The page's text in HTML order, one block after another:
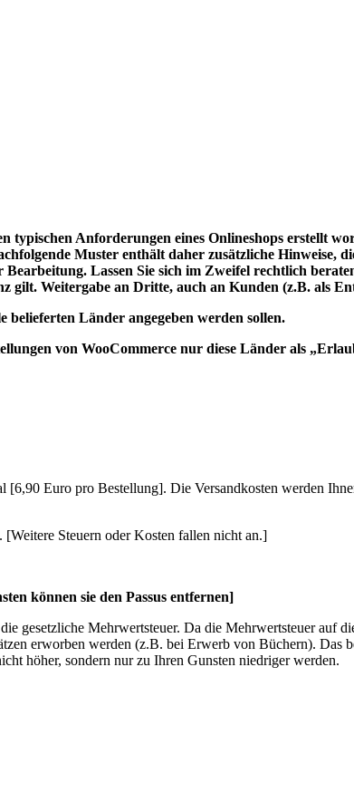
typischen Anforderungen eines Onlineshops erstellt
Muster enthält daher zusätzliche Hinweise,
Bearbeitung. Lassen Sie sich im Zweifel rechtlich
gilt. Weitergabe an Dritte, auch an Kunden (z.B. als
belieferten Länder angegeben werden sollen.
von WooCommerce nur diese Länder als
Euro pro Bestellung]. Die Versandkosten werden
Steuern oder Kosten fallen nicht an.]
können sie den Passus entfernen]
gesetzliche Mehrwertsteuer. Da die Mehrwertsteuer auf
erworben werden (z.B. bei Erwerb von Büchern). Das
höher, sondern nur zu Ihren Gunsten niedriger werden.